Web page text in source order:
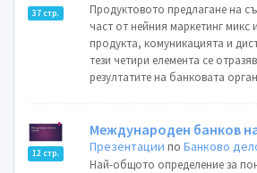
37 стр.
Продуктовото предлагане на
част от нейния маркетинг микс и е свързано с цената,
продукта, комуникацията и
тези четири елемента се
резултатите на банковата
12 стр.
Международен банков
Презентации поБанково
Най-общото определение за